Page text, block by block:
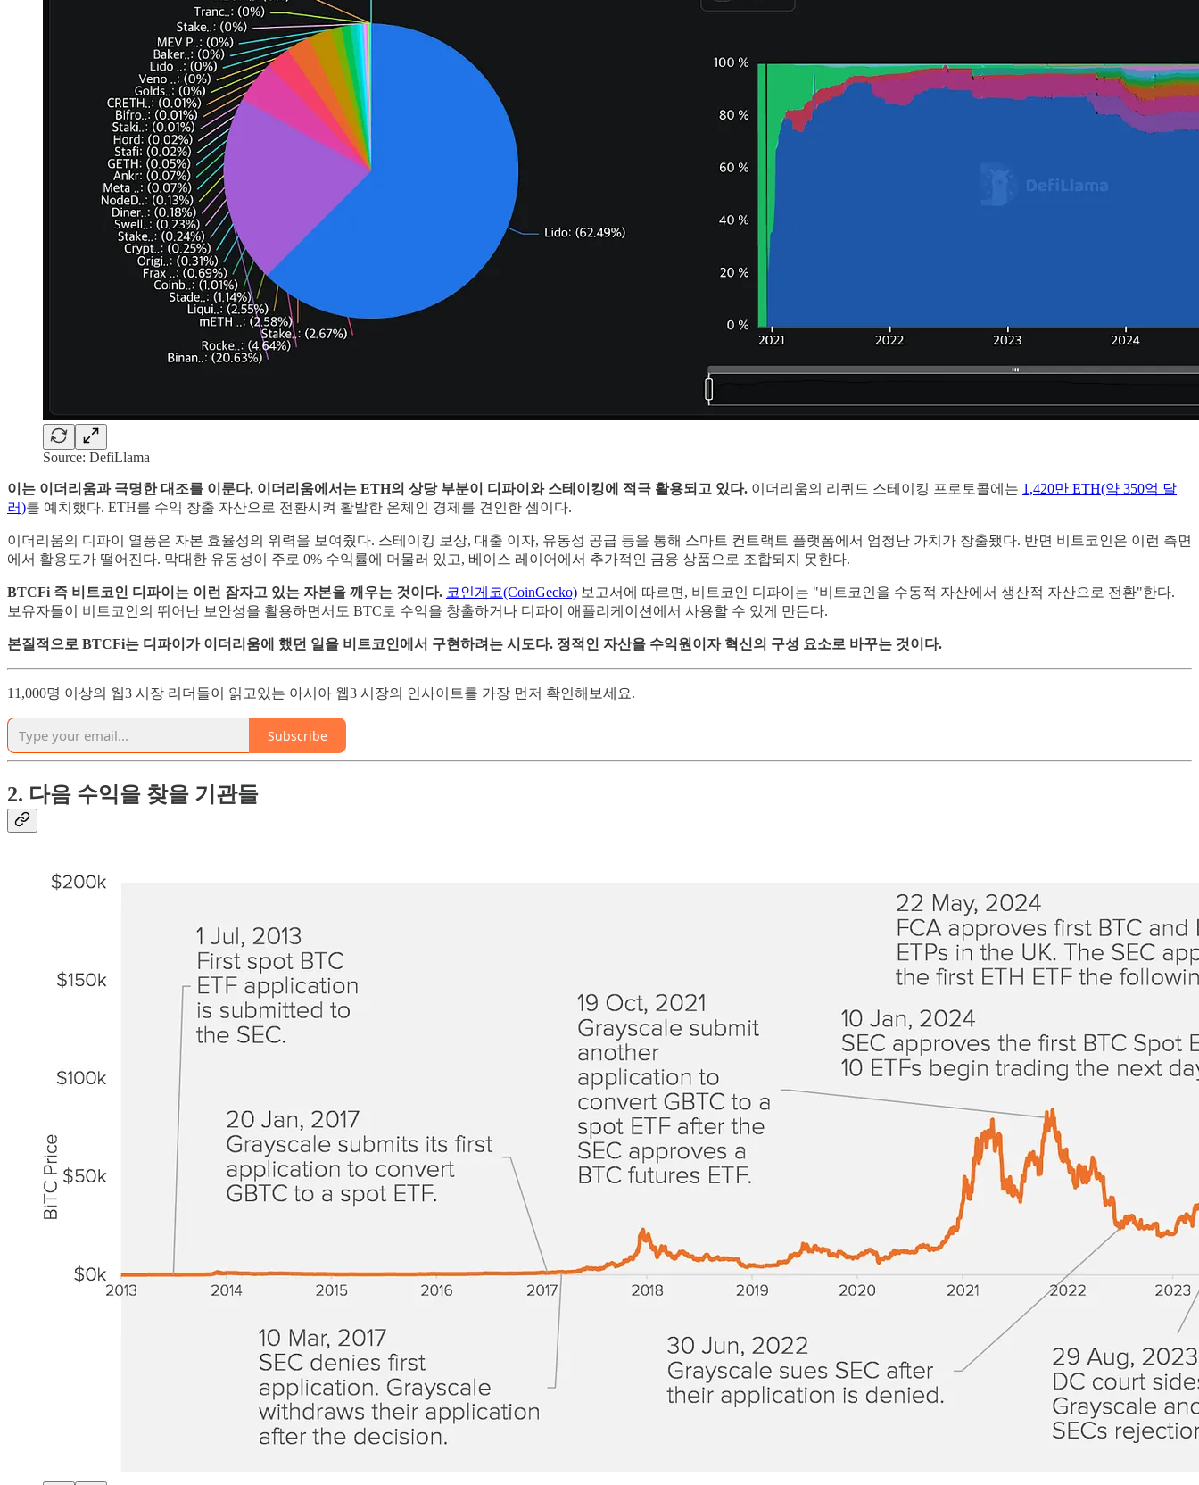
Source: DefiLlama
이는 이더리움과 극명한 대조를 이룬다. 이더리움에서는 ETH의 상당 부분이 디파이와 스테이킹에 적극 활용되고 있다. 이더리움의 리퀴드 스테이킹 프로토콜에는 1,420만 ETH(약 350억 달
러)를 예치했다. ETH를 수익 창출 자산으로 전환시켜 활발한 온체인 경제를 견인한 셈이다.
이더리움의 디파이 열풍은 자본 효율성의 위력을 보여줬다. 스테이킹 보상, 대출 이자, 유동성 공급 등을 통해 스마트 컨트랙트 플랫폼에서 엄청난 가치가 창출됐다. 반면 비트코인은 이런 측면
에서 활용도가 떨어진다. 막대한 유동성이 주로 0% 수익률에 머물러 있고, 베이스 레이어에서 추가적인 금융 상품으로 조합되지 못한다.
BTCFi 즉 비트코인 디파이는 이런 잠자고 있는 자본을 깨우는 것이다. 코인게코(CoinGecko) 보고서에 따르면, 비트코인 디파이는 "비트코인을 수동적 자산에서 생산적 자산으로 전환"한다.
보유자들이 비트코인의 뛰어난 보안성을 활용하면서도 BTC로 수익을 창출하거나 디파이 애플리케이션에서 사용할 수 있게 만든다.
본질적으로 BTCFi는 디파이가 이더리움에 했던 일을 비트코인에서 구현하려는 시도다. 정적인 자산을 수익원이자 혁신의 구성 요소로 바꾸는 것이다.
11,000명 이상의 웹3 시장 리더들이 읽고있는 아시아 웹3 시장의 인사이트를 가장 먼저 확인해보세요.
Subscribe
2. 다음 수익을 찾을 기관들